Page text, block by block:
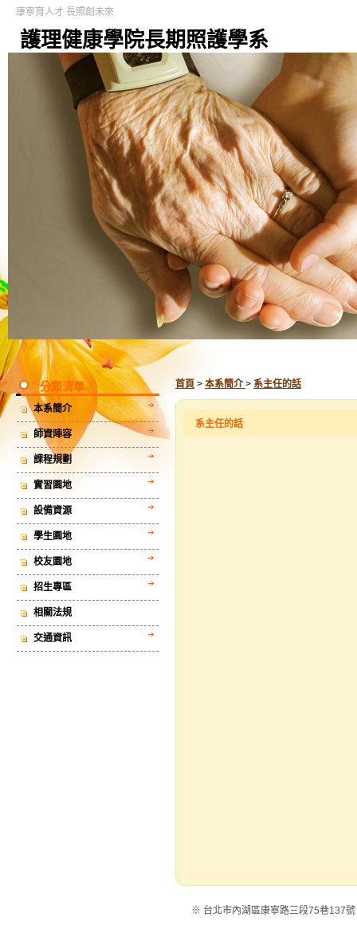
護理健康學院長期照護學系
康寧育人才 長照創未來
分類清單
本系簡介
師資陣容
課程規劃
實習園地
設備資源
學生園地
校友園地
招生專區
相關法規
交通資訊
首頁 > 本系簡介> 系主任的話
系主任的話
※ 台北市內湖區康寧路三段75巷137